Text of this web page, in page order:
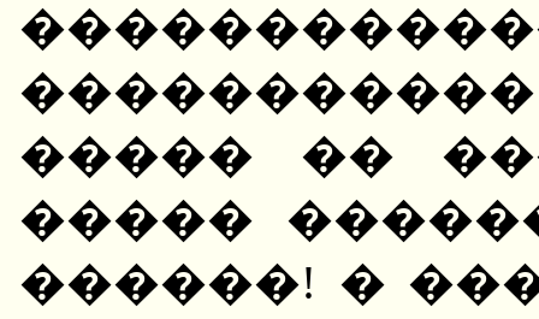
����� ��
�����
������! �